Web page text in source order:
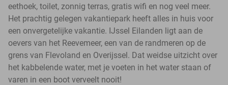
eethoek, toilet, zonnig terras, gratis wifi en nog veel meer.
Het prachtig gelegen vakantiepark heeft alles in huis voor
een onvergetelijke vakantie. IJssel Eilanden ligt aan de
oevers van het Reevemeer, een van de randmeren op de
grens van Flevoland en Overijssel. Dat weidse uitzicht over
het kabbelende water, met je voeten in het water staan of
varen in een boot verveelt nooit!